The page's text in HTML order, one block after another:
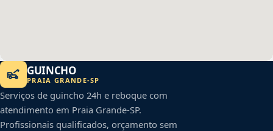
GUINCHO
PRAIA GRANDE-SP
Serviços de guincho 24h e reboque com
atendimento em Praia Grande-SP.
Profissionais qualificados, orçamento sem